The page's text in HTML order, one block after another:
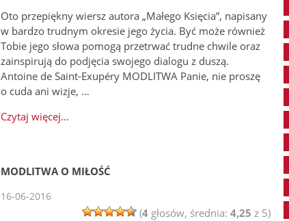
Oto przepiękny wiersz autora „Małego Księcia”, napisany
w bardzo trudnym okresie jego życia. Być może również
Tobie jego słowa pomogą przetrwać trudne chwile oraz
zainspirują do podjęcia swojego dialogu z duszą.
Antoine de Saint-Exupéry MODLITWA Panie, nie proszę
o cuda ani wizje, …
Czytaj więcej...
MODLITWA O MIŁOŚĆ
16-06-2016
(4 głosów, średnia:4,25 z 5)